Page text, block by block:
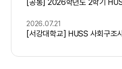
2026.07.21